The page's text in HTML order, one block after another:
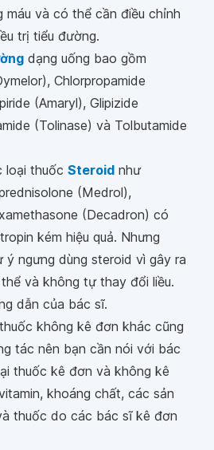
máu và có thể cần điều chỉnh
trị tiểu đường.
dạng uống bao gồm
Chlorpropamide
(Amaryl), Glipizide
(Tolinase) và Tolbutamide
loại thuốc Steroid như
(Medrol),
(Decadron) có
kém hiệu quả. Nhưng
ngưng dùng steroid vì gây ra
và không tự thay đổi liều.
dẫn của bác sĩ.
không kê đơn khác cũng
tác nên bạn cần nói với bác
thuốc kê đơn và không kê
khoáng chất, các sản
thuốc do các bác sĩ kê đơn